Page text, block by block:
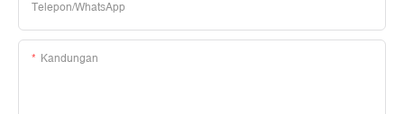
Telepon/WhatsApp
Kandungan